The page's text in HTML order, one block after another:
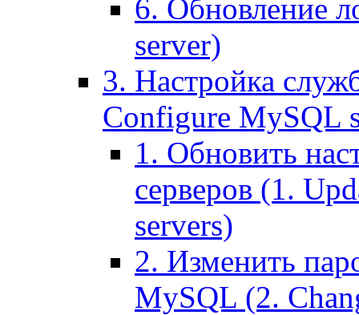
6. Обновление
server)
3. Настройка
Configure MySQL
1. Обновить
серверов (1.
servers)
2. Изменить
MySQL (2.